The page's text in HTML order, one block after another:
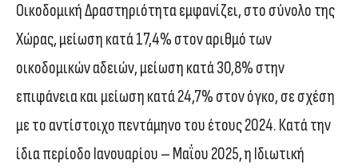
Οικοδομική Δραστηριότητα εμφανίζει, στο σύνολο της
Χώρας, μείωση κατά 17,4% στον αριθμό των
οικοδομικών αδειών, μείωση κατά 30,8% στην
επιφάνεια και μείωση κατά 24,7% στον όγκο, σε σχέση
με το αντίστοιχο πεντάμηνο του έτους 2024. Κατά την
ίδια περίοδο Ιανουαρίου – Μαΐου 2025, η Ιδιωτική